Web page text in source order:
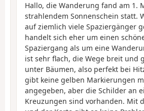
Hallo, die Wanderung fand am 1.
strahlendem Sonnenschein statt.
auf ziemlich viele Spaziergänger
handelt sich eher um einen
Spaziergang als um eine
ist sehr flach, die Wege breit und
unter Bäumen, also perfekt bei
gibt keine gelben Markierungen
angegeben, aber die Schilder an
Kreuzungen sind vorhanden. Mit